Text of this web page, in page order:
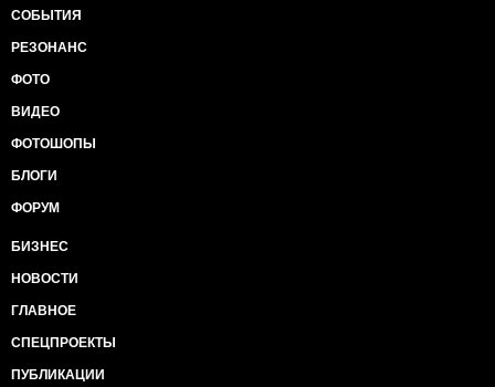
СОБЫТИЯ
РЕЗОНАНС
ФОТО
ВИДЕО
ФОТОШОПЫ
БЛОГИ
ФОРУМ
БИЗНЕС
НОВОСТИ
ГЛАВНОЕ
СПЕЦПРОЕКТЫ
ПУБЛИКАЦИИ